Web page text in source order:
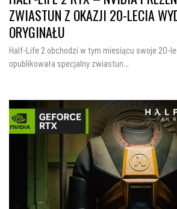
ZWIASTUN Z OKAZJI 20-LECIA
ORYGINAŁU
Half-Life 2 obchodzi w tym miesiącu swoje 20-
opublikowała specjalny zwiastun…